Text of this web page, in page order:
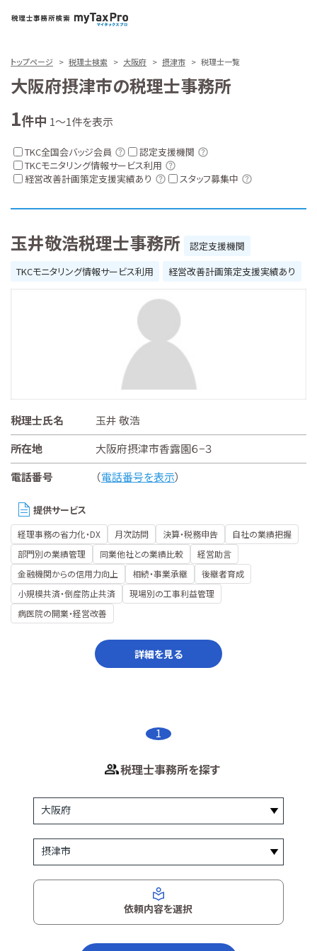
トップページ 税理士検索 大阪府 摂津市 税理士一覧
大阪府摂津市の税理士事務所
1件中 1～1件を表示
TKC全国会バッジ会員
認定支援機関
TKCモニタリング情報サービス利用
経営改善計画策定支援実績あり
スタッフ募集中
玉井敬浩税理士事務所
認定支援機関
TKCモニタリング情報サービス利用
経営改善計画策定支援実績あり
税理士氏名
玉井 敬浩
所在地
大阪府摂津市香露園６−３
電話番号
（電話番号を表示）
提供サービス
経理事務の省力化・DX 月次訪問 決算・税務申告
自社の業績把握
部門別の業績管理
同業他社との業績比較
経営助言
金融機関からの信用力向上
相続・事業承継
後継者育成
小規模共済・倒産防止共済
現場別の工事利益管理
病医院の開業・経営改善
詳細を見る
1
税理士事務所を探す
依頼内容を選択